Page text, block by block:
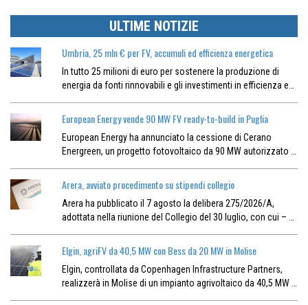
ULTIME NOTIZIE
Umbria, 25 mln € per FV, accumuli ed efficienza energetica
In tutto 25 milioni di euro per sostenere la produzione di
energia da fonti rinnovabili e gli investimenti in efficienza e…
European Energy vende 90 MW FV ready-to-build in Puglia
European Energy ha annunciato la cessione di Cerano
Energreen, un progetto fotovoltaico da 90 MW autorizzato …
Arera, avviato procedimento su stipendi collegio
Arera ha pubblicato il 7 agosto la delibera 275/2026/A,
adottata nella riunione del Collegio del 30 luglio, con cui – …
Elgin, agriFV da 40,5 MW con Bess da 20 MW in Molise
Elgin, controllata da Copenhagen Infrastructure Partners,
realizzerà in Molise di un impianto agrivoltaico da 40,5 MW …